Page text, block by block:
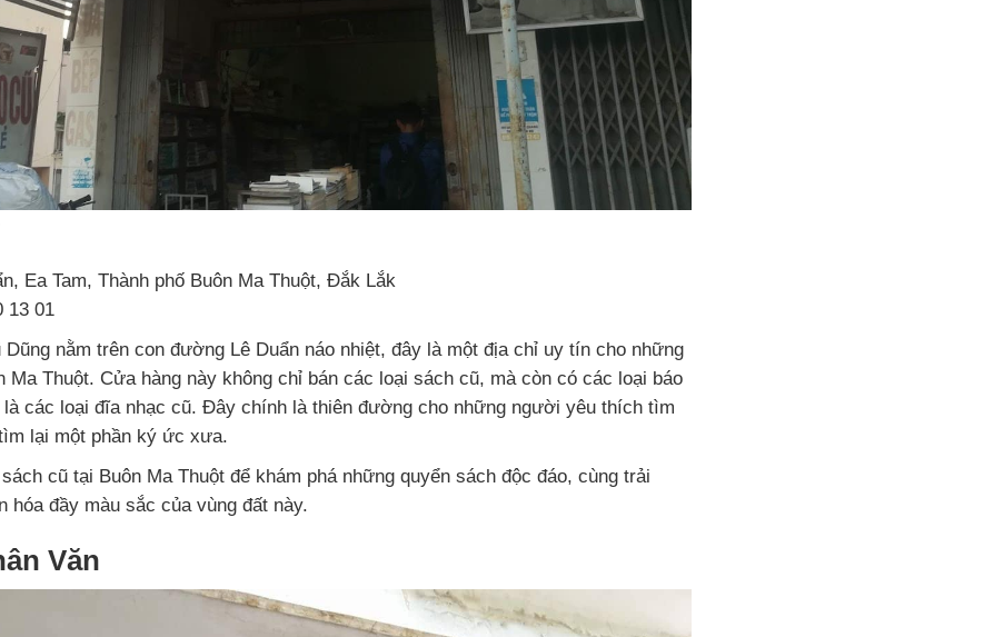
Ea Tam, Thành phố Buôn Ma Thuột, Đắk Lắk
13 01
Dũng nằm trên con đường Lê Duẩn náo nhiệt, đây là một địa chỉ uy tín cho những
Ma Thuột. Cửa hàng này không chỉ bán các loại sách cũ, mà còn có các loại báo
các loại đĩa nhạc cũ. Đây chính là thiên đường cho những người yêu thích tìm
lại một phần ký ức xưa.
cũ tại Buôn Ma Thuột để khám phá những quyển sách độc đáo, cùng trải
hóa đầy màu sắc của vùng đất này.
Văn